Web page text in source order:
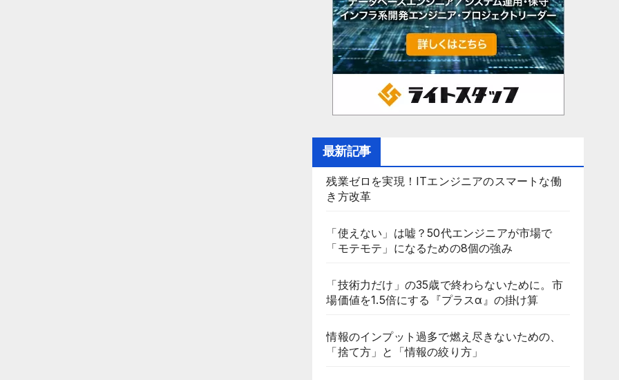
最新記事
残業ゼロを実現！ITエンジニアのスマートな働
き方改革
「使えない」は嘘？50代エンジニアが市場で
「モテモテ」になるための8個の強み
「技術力だけ」の35歳で終わらないために。市
場価値を1.5倍にする『プラスα』の掛け算
情報のインプット過多で燃え尽きないための、
「捨て方」と「情報の絞り方」